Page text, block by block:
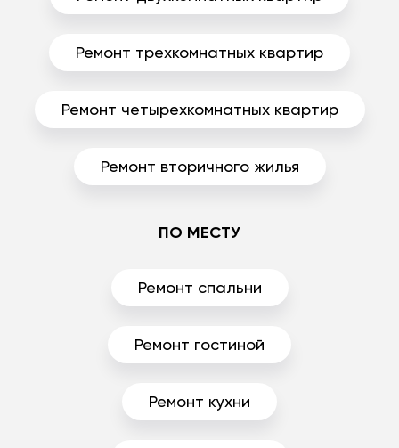
Ремонт трехкомнатных квартир
Ремонт четырехкомнатных квартир
Ремонт вторичного жилья
ПО МЕСТУ
Ремонт спальни
Ремонт гостиной
Ремонт кухни